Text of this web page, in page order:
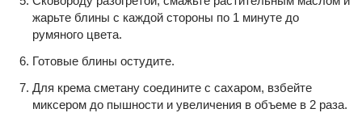
жарьте блины с каждой стороны по 1 минуте до
румяного цвета.
Готовые блины остудите.
Для крема сметану соедините с сахаром, взбейте
миксером до пышности и увеличения в объеме в 2 раза.